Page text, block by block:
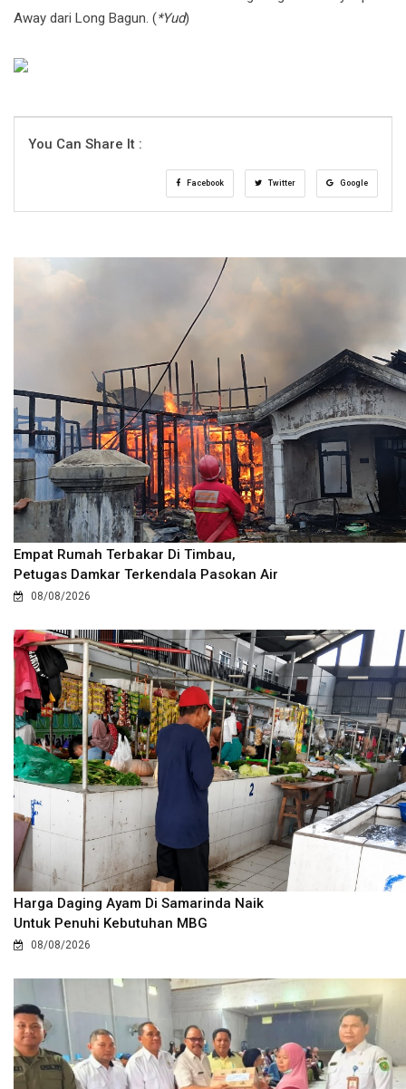
Away dari Long Bagun. (*Yud)
You Can Share It :
Facebook Twitter Google
Empat Rumah Terbakar Di Timbau,
Petugas Damkar Terkendala Pasokan Air
08/08/2026
Harga Daging Ayam Di Samarinda Naik
Untuk Penuhi Kebutuhan MBG
08/08/2026